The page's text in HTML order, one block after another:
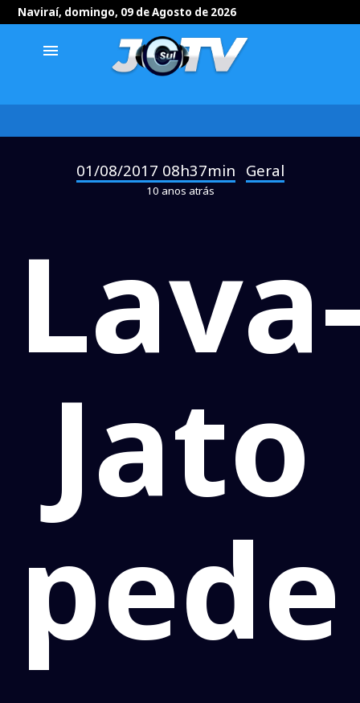
Naviraí, domingo, 09 de Agosto de 2026
menu
01/08/2017 08h37min Geral
10 anos atrás
Jato
pede